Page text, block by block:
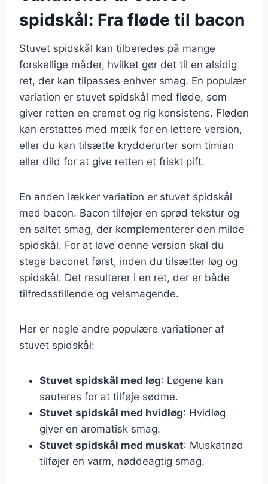
spidskål: Fra fløde til bacon
Stuvet spidskål kan tilberedes på mange
forskellige måder, hvilket gør det til en alsidig
ret, der kan tilpasses enhver smag. En populær
variation er stuvet spidskål med fløde, som
giver retten en cremet og rig konsistens. Fløden
kan erstattes med mælk for en lettere version,
eller du kan tilsætte krydderurter som timian
eller dild for at give retten et friskt pift.
En anden lækker variation er stuvet spidskål
med bacon. Bacon tilføjer en sprød tekstur og
en saltet smag, der komplementerer den milde
spidskål. For at lave denne version skal du
stege baconet først, inden du tilsætter løg og
spidskål. Det resulterer i en ret, der er både
tilfredsstillende og velsmagende.
Her er nogle andre populære variationer af
stuvet spidskål:
Stuvet spidskål med løg: Løgene kan
sauteres for at tilføje sødme.
Stuvet spidskål med hvidløg: Hvidløg
giver en aromatisk smag.
Stuvet spidskål med muskat: Muskatnød
tilføjer en varm, nøddeagtig smag.